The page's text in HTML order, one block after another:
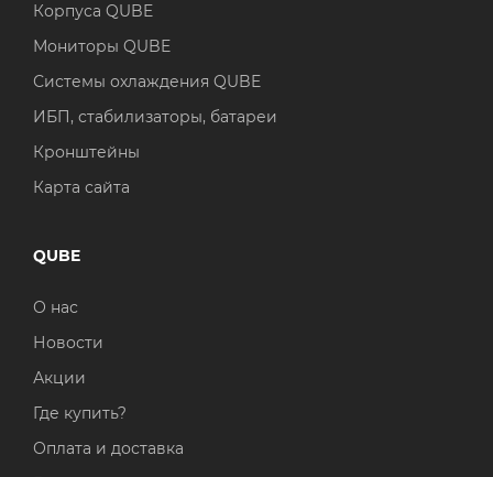
Корпуса QUBE
Мониторы QUBE
Системы охлаждения QUBE
ИБП, стабилизаторы, батареи
Кронштейны
Карта сайта
QUBE
О нас
Новости
Акции
Где купить?
Оплата и доставка